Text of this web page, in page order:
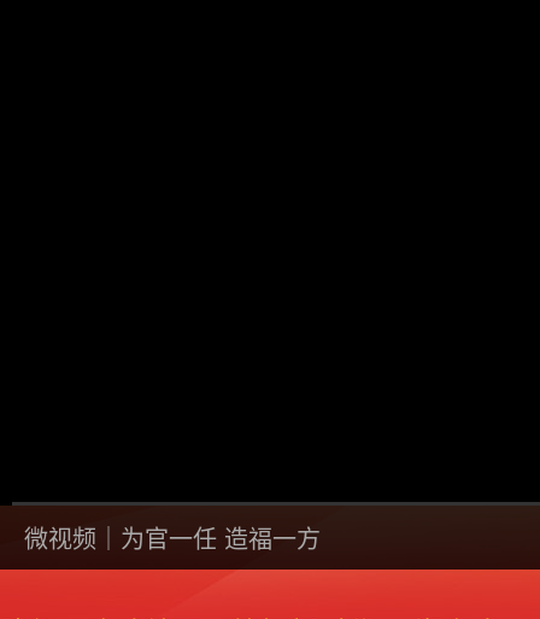
00:00 / 00:00
微视频｜为官一任 造福一方